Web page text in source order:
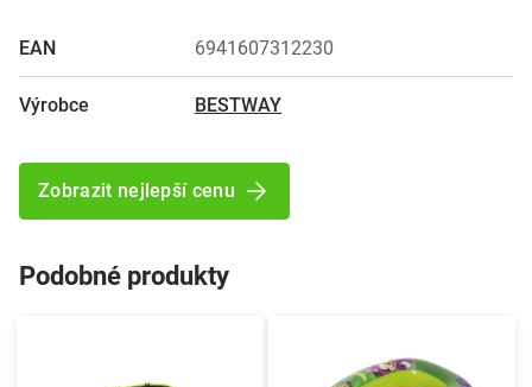
EAN 6941607312230
Výrobce BESTWAY
Zobrazit nejlepší cenu
Podobné produkty